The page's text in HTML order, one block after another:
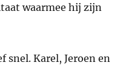
waarmee hij zijn
snel. Karel, Jeroen en